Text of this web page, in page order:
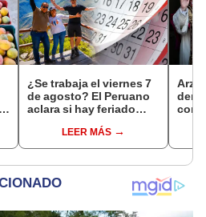
¿Se trabaja el viernes 7
de agosto? El Peruano
aclara si hay feriado
del 6 de agosto
LEER MÁS